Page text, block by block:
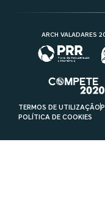
ARCH VALADARES
TERMOS DE UTILIZAÇÃO
POLÍTICA DE COOKIES